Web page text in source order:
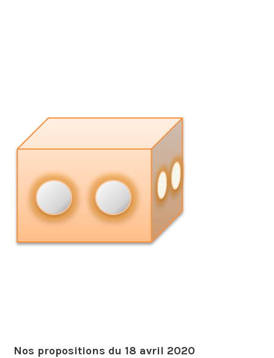
Nos propositions du 18 avril 2020